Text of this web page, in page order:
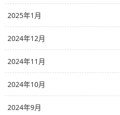
2025年1月
2024年12月
2024年11月
2024年10月
2024年9月